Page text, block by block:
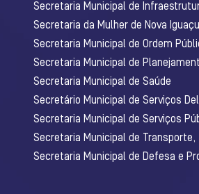
Secretaria Municipal de
Secretaria da Mulher de Nova Iguaçu
Secretaria Municipal de Ordem
Secretaria Municipal de
Secretaria Municipal de Saúde
Secretário Municipal de Serviços
Secretaria Municipal de Serviços
Secretaria Municipal de Transporte,
Secretaria Municipal de Defesa e